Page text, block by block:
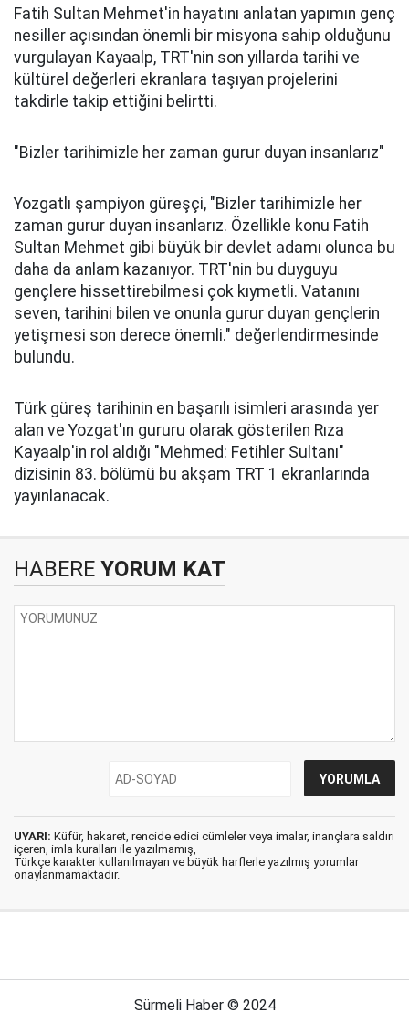
Fatih Sultan Mehmet'in hayatını anlatan yapımın genç
nesiller açısından önemli bir misyona sahip olduğunu
vurgulayan Kayaalp, TRT'nin son yıllarda tarihi ve
kültürel değerleri ekranlara taşıyan projelerini
takdirle takip ettiğini belirtti.
"Bizler tarihimizle her zaman gurur duyan insanlarız"
Yozgatlı şampiyon güreşçi, "Bizler tarihimizle her
zaman gurur duyan insanlarız. Özellikle konu Fatih
Sultan Mehmet gibi büyük bir devlet adamı olunca bu
daha da anlam kazanıyor. TRT'nin bu duyguyu
gençlere hissettirebilmesi çok kıymetli. Vatanını
seven, tarihini bilen ve onunla gurur duyan gençlerin
yetişmesi son derece önemli." değerlendirmesinde
bulundu.
Türk güreş tarihinin en başarılı isimleri arasında yer
alan ve Yozgat'ın gururu olarak gösterilen Rıza
Kayaalp'in rol aldığı "Mehmed: Fetihler Sultanı"
dizisinin 83. bölümü bu akşam TRT 1 ekranlarında
yayınlanacak.
HABERE YORUM KAT
UYARI: Küfür, hakaret, rencide edici cümleler veya imalar, inançlara saldırı
içeren, imla kuralları ile yazılmamış,
Türkçe karakter kullanılmayan ve büyük harflerle yazılmış yorumlar
onaylanmamaktadır.
Sürmeli Haber © 2024